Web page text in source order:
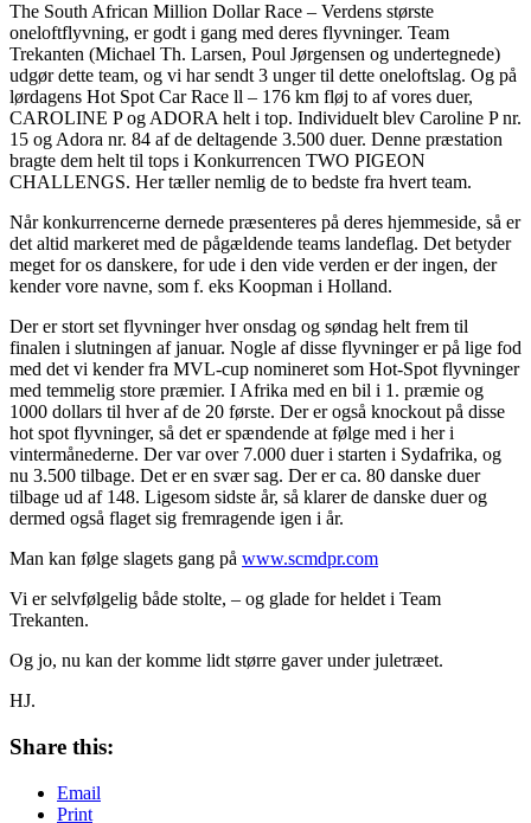
The South African Million Dollar Race – Verdens største
oneloftflyvning, er godt i gang med deres flyvninger. Team
Trekanten (Michael Th. Larsen, Poul Jørgensen og undertegnede)
udgør dette team, og vi har sendt 3 unger til dette oneloftslag. Og på
lørdagens Hot Spot Car Race ll – 176 km fløj to af vores duer,
CAROLINE P og ADORA helt i top. Individuelt blev Caroline P nr.
15 og Adora nr. 84 af de deltagende 3.500 duer. Denne præstation
bragte dem helt til tops i Konkurrencen TWO PIGEON
CHALLENGS. Her tæller nemlig de to bedste fra hvert team.
Når konkurrencerne dernede præsenteres på deres hjemmeside, så er
det altid markeret med de pågældende teams landeflag. Det betyder
meget for os danskere, for ude i den vide verden er der ingen, der
kender vore navne, som f. eks Koopman i Holland.
Der er stort set flyvninger hver onsdag og søndag helt frem til
finalen i slutningen af januar. Nogle af disse flyvninger er på lige fod
med det vi kender fra MVL-cup nomineret som Hot-Spot flyvninger
med temmelig store præmier. I Afrika med en bil i 1. præmie og
1000 dollars til hver af de 20 første. Der er også knockout på disse
hot spot flyvninger, så det er spændende at følge med i her i
vintermånederne. Der var over 7.000 duer i starten i Sydafrika, og
nu 3.500 tilbage. Det er en svær sag. Der er ca. 80 danske duer
tilbage ud af 148. Ligesom sidste år, så klarer de danske duer og
dermed også flaget sig fremragende igen i år.
Man kan følge slagets gang på www.scmdpr.com
Vi er selvfølgelig både stolte, – og glade for heldet i Team
Trekanten.
Og jo, nu kan der komme lidt større gaver under juletræet.
HJ.
Share this:
Email
Print